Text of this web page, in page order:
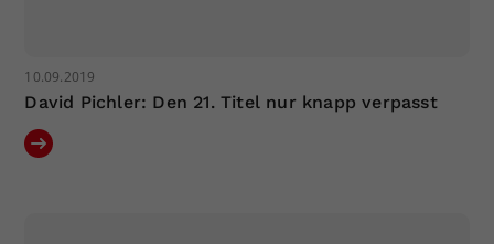
10.09.2019
David Pichler: Den 21. Titel nur knapp verpasst